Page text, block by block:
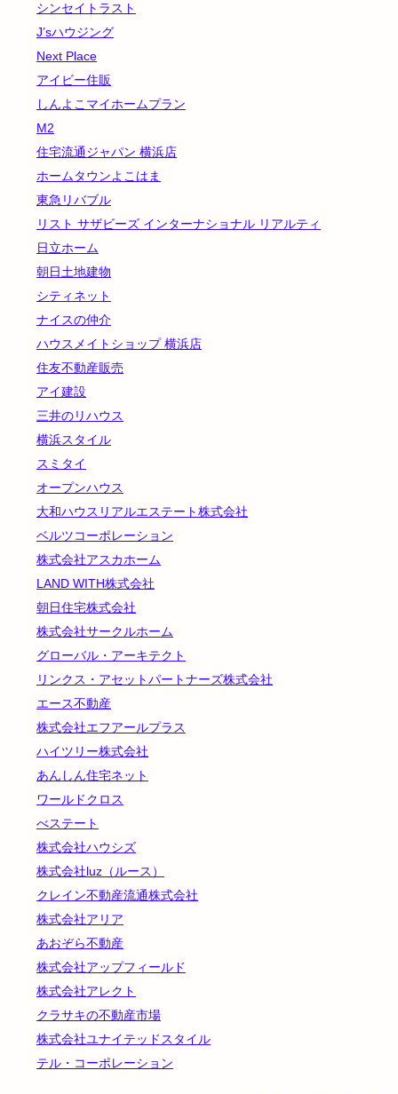
シンセイトラスト
J’sハウジング
Next Place
アイビー住販
しんよこマイホームプラン
M2
住宅流通ジャパン 横浜店
ホームタウンよこはま
東急リバブル
リスト サザビーズ インターナショナル リアルティ
日立ホーム
朝日土地建物
シティネット
ナイスの仲介
ハウスメイトショップ 横浜店
住友不動産販売
アイ建設
三井のリハウス
横浜スタイル
スミタイ
オープンハウス
大和ハウスリアルエステート株式会社
ベルツコーポレーション
株式会社アスカホーム
LAND WITH株式会社
朝日住宅株式会社
株式会社サークルホーム
グローバル・アーキテクト
リンクス・アセットパートナーズ株式会社
エース不動産
株式会社エフアールプラス
ハイツリー株式会社
あんしん住宅ネット
ワールドクロス
べステート
株式会社ハウシズ
株式会社luz（ルース）
クレイン不動産流通株式会社
株式会社アリア
あおぞら不動産
株式会社アップフィールド
株式会社アレクト
クラサキの不動産市場
株式会社ユナイテッドスタイル
テル・コーポレーション